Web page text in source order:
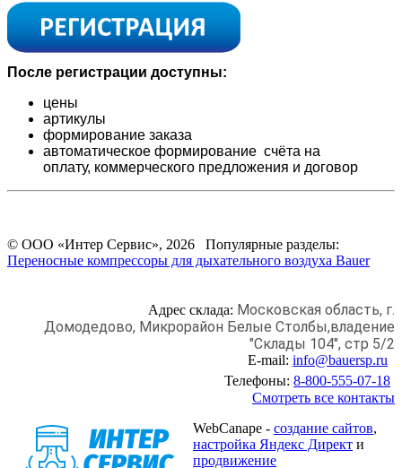
После регистрации доступны:
цены
артикулы
формирование заказа
автоматическое формирование счёта на
оплату, коммерческого предложения и договор
© ООО «Интер Сервис», 2026 Популярные разделы:
Переносные компрессоры для дыхательного воздуха Bauer
Адрес склада: Московская область, г.
Домодедово, Микрорайон Белые Столбы,владение
"Склады 104", стр 5/2
E-mail: info@bauersp.ru
Телефоны: 8-800-555-07-18
Смотреть все контакты
WebCanape - создание сайтов,
настройка Яндекс Директ и
продвижение